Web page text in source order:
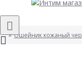
Ошейник кожаный